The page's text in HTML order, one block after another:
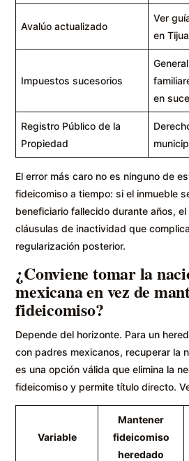
Avalúo actualizado
Ver
en
Impuestos sucesorios
en
Registro Público de la
Propiedad
El error más caro no es ninguno de
fideicomiso a tiempo: si el inmueble
beneficiario fallecido durante años,
cláusulas de inactividad que
regularización posterior.
¿Conviene tomar la
mexicana en vez de
fideicomiso?
Depende del horizonte. Para un
con padres mexicanos, recuperar la
es una opción válida que elimina la
fideicomiso y permite título directo.
Variable
Mantener
fideicomiso
heredado